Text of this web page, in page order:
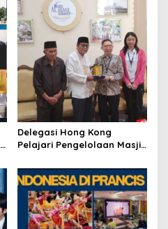
Delegasi Hong Kong
Pelajari Pengelolaan Masjid